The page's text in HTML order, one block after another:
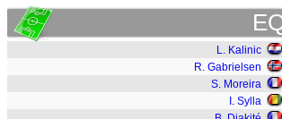
L. Kalinic
R. Gabrielsen
S. Moreira
I. Sylla